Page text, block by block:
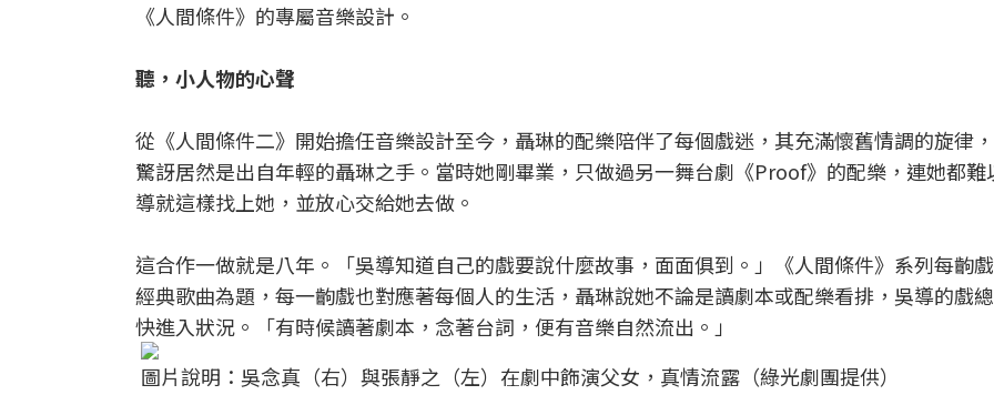
《人間條件》的專屬音樂設計。
聽，小人物的心聲
從《人間條件二》開始擔任音樂設計至今，聶琳的配樂陪伴了每個戲迷，其充滿懷舊情調的旋律
驚訝居然是出自年輕的聶琳之手。當時她剛畢業，只做過另一舞台劇《Proof》的配樂，連她都難
導就這樣找上她，並放心交給她去做。
這合作一做就是八年。「吳導知道自己的戲要說什麼故事，面面俱到。」《人間條件》系列每齣
經典歌曲為題，每一齣戲也對應著每個人的生活，聶琳說她不論是讀劇本或配樂看排，吳導的戲
快進入狀況。「有時候讀著劇本，念著台詞，便有音樂自然流出。」
圖片說明：吳念真（右）與張靜之（左）在劇中飾演父女，真情流露（綠光劇團提供）